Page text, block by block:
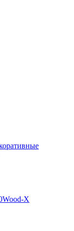
Wood-X